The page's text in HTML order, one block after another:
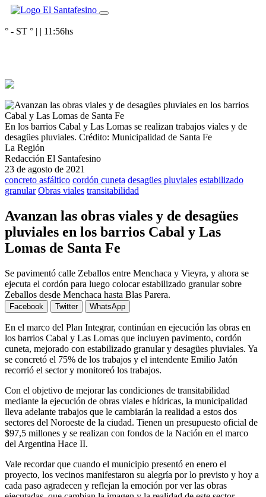
° - ST ° | | 11:56hs
En los barrios Cabal y Las Lomas se realizan trabajos viales y de
desagües pluviales. Crédito: Municipalidad de Santa Fe
La Región
Redacción El Santafesino
23 de agosto de 2021
concreto asfáltico cordón cuneta desagües pluviales estabilizado
granular Obras viales transitabilidad
Avanzan las obras viales y de desagües
pluviales en los barrios Cabal y Las
Lomas de Santa Fe
Se pavimentó calle Zeballos entre Menchaca y Vieyra, y ahora se
ejecuta el cordón para luego colocar estabilizado granular sobre
Zeballos desde Menchaca hasta Blas Parera.
Facebook Twitter WhatsApp
En el marco del Plan Integrar, continúan en ejecución las obras en
los barrios Cabal y Las Lomas que incluyen pavimento, cordón
cuneta, mejorado con estabilizado granular y desagües pluviales. Ya
se concretó el 75% de los trabajos y el intendente Emilio Jatón
recorrió el sector y monitoreó los trabajos.
Con el objetivo de mejorar las condiciones de transitabilidad
mediante la ejecución de obras viales e hídricas, la municipalidad
lleva adelante trabajos que le cambiarán la realidad a estos dos
sectores del Noroeste de la ciudad. Tienen un presupuesto oficial de
$97,5 millones y se realizan con fondos de la Nación en el marco
del Argentina Hace II.
Vale recordar que cuando el municipio presentó en enero el
proyecto, los vecinos manifestaron su alegría por lo previsto y hoy a
cada paso agradecen y reflejan la emoción por ver las obras